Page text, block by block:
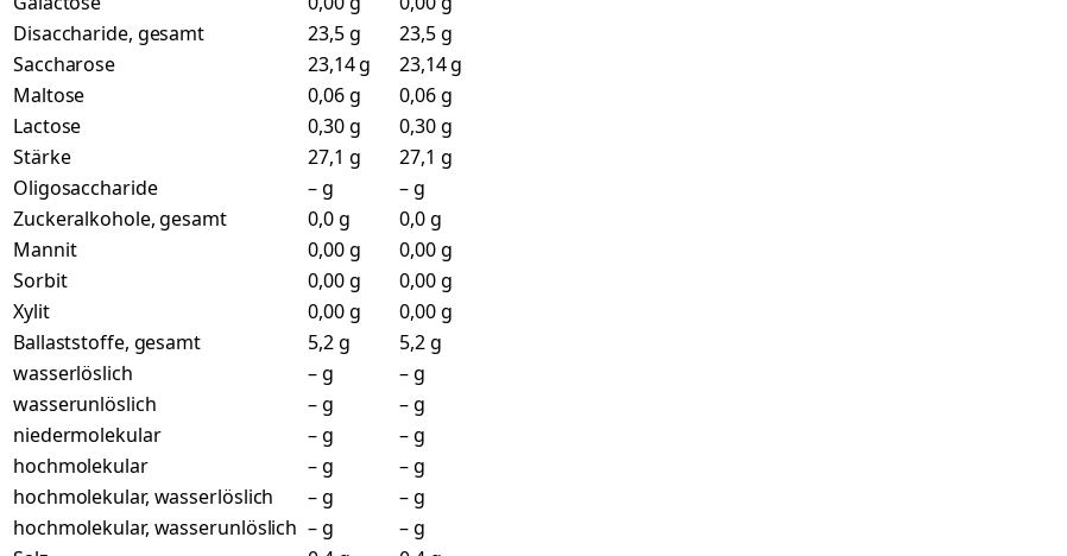
Disaccharide, gesamt
23,5 g
23,5 g
Saccharose
23,14 g
23,14 g
Maltose
0,06 g
0,06 g
Lactose
0,30 g
0,30 g
Stärke
27,1 g
27,1 g
Oligosaccharide
– g
– g
Zuckeralkohole, gesamt
0,0 g
0,0 g
Mannit
0,00 g
0,00 g
Sorbit
0,00 g
0,00 g
Xylit
0,00 g
0,00 g
Ballaststoffe, gesamt
5,2 g
5,2 g
wasserlöslich
– g
– g
wasserunlöslich
– g
– g
niedermolekular
– g
– g
hochmolekular
– g
– g
hochmolekular, wasserlöslich
– g
– g
hochmolekular, wasserunlöslich – g
– g